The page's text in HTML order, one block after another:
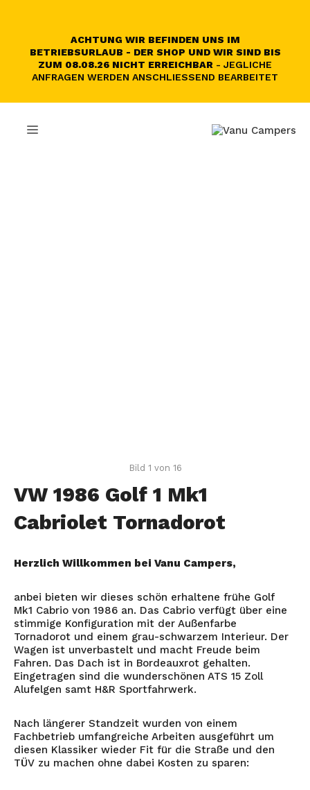
ACHTUNG WIR BEFINDEN UNS IM
BETRIEBSURLAUB - DER SHOP UND WIR SIND BIS
ZUM 08.08.26 NICHT ERREICHBAR - JEGLICHE
ANFRAGEN WERDEN ANSCHLIESSEND BEARBEITET
MENÜ
Bild 1 von 16
VW 1986 Golf 1 Mk1
Cabriolet Tornadorot
Herzlich Willkommen bei Vanu Campers,
anbei bieten wir dieses schön erhaltene frühe Golf
Mk1 Cabrio von 1986 an. Das Cabrio verfügt über eine
stimmige Konfiguration mit der Außenfarbe
Tornadorot und einem grau-schwarzem Interieur. Der
Wagen ist unverbastelt und macht Freude beim
Fahren. Das Dach ist in Bordeauxrot gehalten.
Eingetragen sind die wunderschönen ATS 15 Zoll
Alufelgen samt H&R Sportfahrwerk.
Nach längerer Standzeit wurden von einem
Fachbetrieb umfangreiche Arbeiten ausgeführt um
diesen Klassiker wieder Fit für die Straße und den
TÜV zu machen ohne dabei Kosten zu sparen: